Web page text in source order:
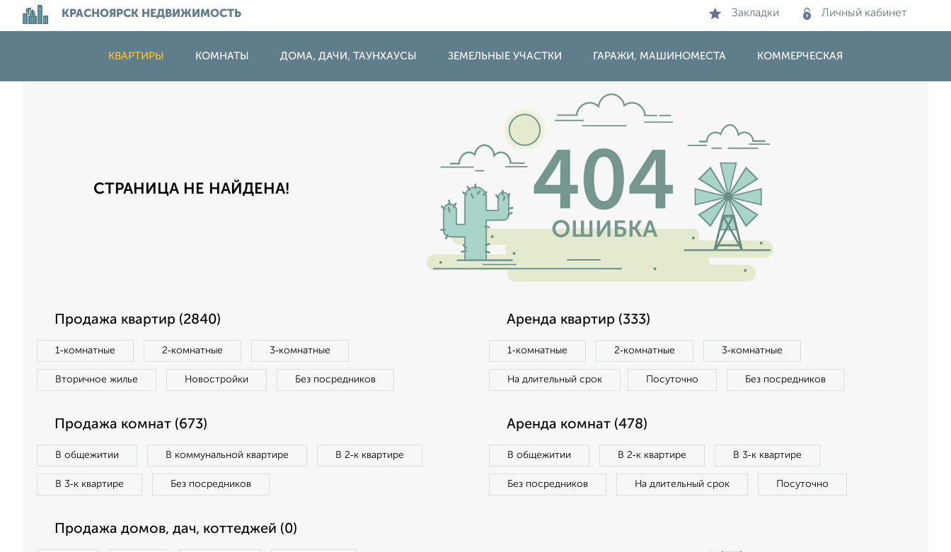
КРАСНОЯРСК НЕДВИЖИМОСТЬ Закладки Личный кабинет
КВАРТИРЫ КОМНАТЫ ДОМА, ДАЧИ, ТАУНХАУСЫ ЗЕМЕЛЬНЫЕ УЧАСТКИ ГАРАЖИ, МАШИНОМЕСТА КОММЕРЧЕСКАЯ
СТРАНИЦА НЕ НАЙДЕНА!
Продажа квартир (2840)
1‑комнатные 2‑комнатные 3‑комнатные
Вторичное жилье Новостройки Без посредников
Аренда квартир (333)
1‑комнатные 2‑комнатные 3‑комнатные
На длительный срок Посуточно Без посредников
Продажа комнат (673)
В общежитии В коммунальной квартире В 2‑к квартире
В 3‑к квартире Без посредников
Аренда комнат (478)
В общежитии В 2‑к квартире В 3‑к квартире
Без посредников На длительный срок Посуточно
Продажа домов, дач, коттеджей (0)